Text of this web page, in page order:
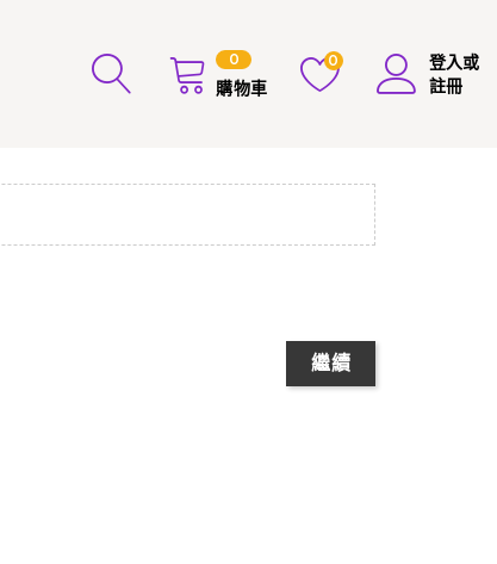
0
購物車
0
登入或
註冊
繼續